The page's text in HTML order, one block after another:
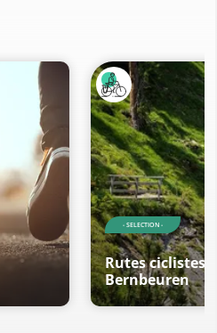
- SELECTION -
Rutes ciclistes
Bernbeuren